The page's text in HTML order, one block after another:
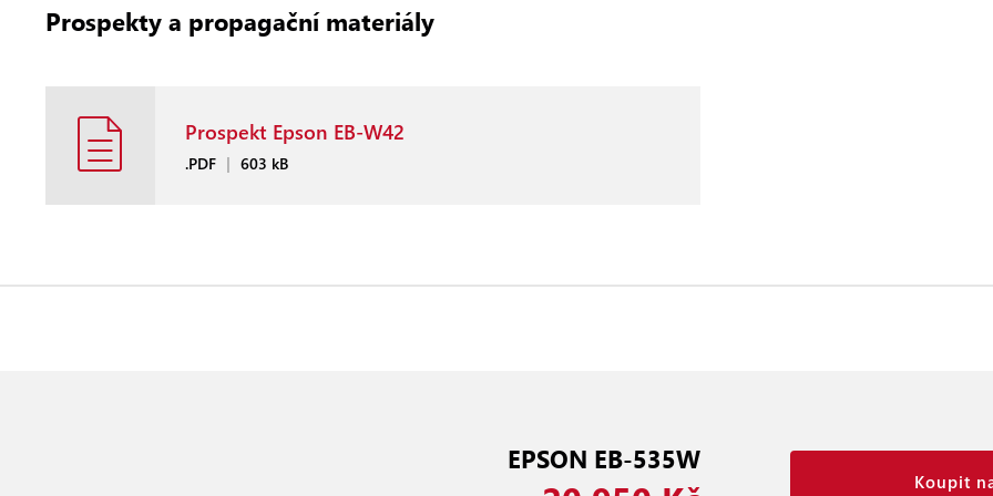
Prospekty a propagační materiály
Prospekt Epson EB-W42
.PDF | 603 kB
EPSON EB-535W
Koupit